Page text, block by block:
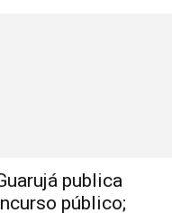
publica
público;